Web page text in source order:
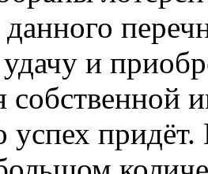
и
собственной
успех